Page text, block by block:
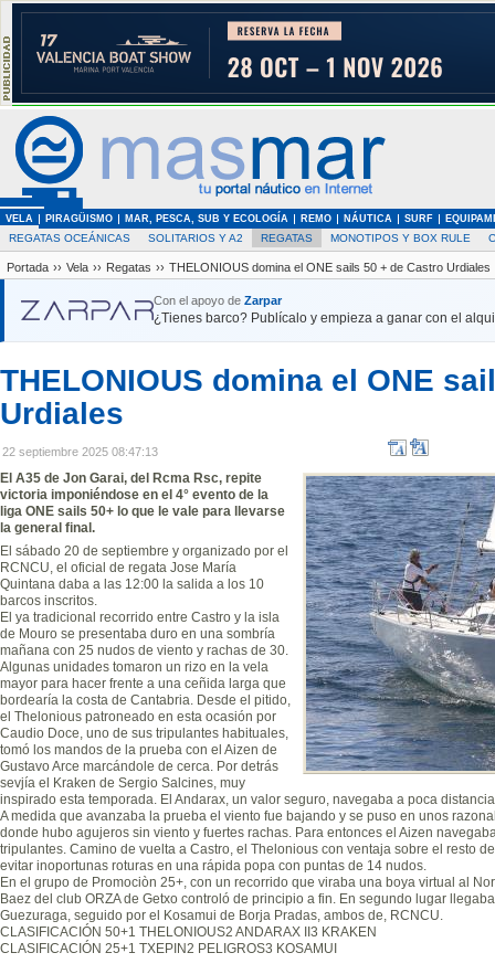
VELA PIRAGÜISMO MAR, PESCA, SUB Y ECOLOGÍA REMO NÁUTICA SURF
REGATAS OCEÁNICAS SOLITARIOS Y A2 REGATAS MONOTIPOS Y BOX RULE
Portada ›› Vela ›› Regatas ›› THELONIOUS domina el ONE sails 50 + de Castro Urdiales
Con el apoyo de Zarpar
¿Tienes barco? Publícalo y empieza a ganar con el
THELONIOUS domina el ONE
Urdiales
22 septiembre 2025 08:47:13
El A35 de Jon Garai, del Rcma Rsc, repite
victoria imponiéndose en el 4° evento de la
liga ONE sails 50+ lo que le vale para llevarse
la general final.
El sábado 20 de septiembre y organizado por el
RCNCU, el oficial de regata Jose María
Quintana daba a las 12:00 la salida a los 10
barcos inscritos.
El ya tradicional recorrido entre Castro y la isla
de Mouro se presentaba duro en una sombría
mañana con 25 nudos de viento y rachas de 30.
Algunas unidades tomaron un rizo en la vela
mayor para hacer frente a una ceñida larga que
bordearía la costa de Cantabria. Desde el pitido,
el Thelonious patroneado en esta ocasión por
Caudio Doce, uno de sus tripulantes habituales,
tomó los mandos de la prueba con el Aizen de
Gustavo Arce marcándole de cerca. Por detrás
sevjía el Kraken de Sergio Salcines, muy
inspirado esta temporada. El Andarax, un valor seguro, navegaba a poca
A medida que avanzaba la prueba el viento fue bajando y se puso en unos
donde hubo agujeros sin viento y fuertes rachas. Para entonces el Aizen
tripulantes. Camino de vuelta a Castro, el Thelonious con ventaja sobre el resto
evitar inoportunas roturas en una rápida popa con puntas de 14 nudos.
En el grupo de Promociòn 25+, con un recorrido que viraba una boya virtual al
Baez del club ORZA de Getxo controló de principio a fin. En segundo lugar
Guezuraga, seguido por el Kosamui de Borja Pradas, ambos de, RCNCU.
CLASIFICACIÓN 50+1 THELONIOUS2 ANDARAX II3 KRAKEN
CLASIFICACIÓN 25+1 TXEPIN2 PELIGROS3 KOSAMUI